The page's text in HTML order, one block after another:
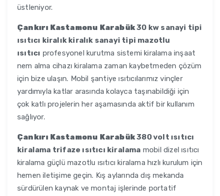
üstleniyor.
Çankırı Kastamonu Karabük30 kw sanayi tipi
ısıtıcı kiralık kiralık sanayi tipi mazotlu
ısıtıcı profesyonel kurutma sistemi kiralama inşaat
nem alma cihazı kiralama zaman kaybetmeden çözüm
için bize ulaşın. Mobil şantiye ısıtıcılarımız vinçler
yardımıyla katlar arasında kolayca taşınabildiği için
çok katlı projelerin her aşamasında aktif bir kullanım
sağlıyor.
Çankırı Kastamonu Karabük380 volt ısıtıcı
kiralama trifaze ısıtıcı kiralama mobil dizel ısıtıcı
kiralama güçlü mazotlu ısıtıcı kiralama hızlı kurulum için
hemen iletişime geçin. Kış aylarında dış mekanda
sürdürülen kaynak ve montaj işlerinde portatif